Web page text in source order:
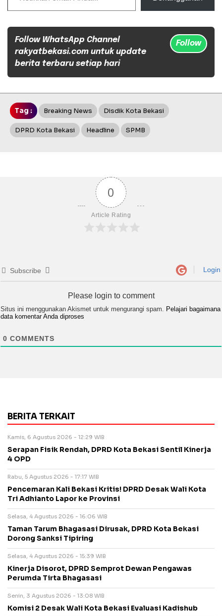
Follow WhatsApp Channel
rakyatbekasi.com untuk update
berita terbaru setiap hari
Follow
Tag : Breaking News Disdik Kota Bekasi
DPRD Kota Bekasi Headline SPMB
0
Article Rating
Subscribe Login
Please login to comment
Situs ini menggunakan Akismet untuk mengurangi spam. Pelajari bagaimana
data komentar Anda diproses
0 COMMENTS
BERITA TERKAIT
Kamis, 6 Agustus 2026 - 12:29 WIB
Serapan Fisik Rendah, DPRD Kota Bekasi Sentil Kinerja
4 OPD
Rabu, 5 Agustus 2026 - 17:17 WIB
Pencemaran Kali Bekasi Kritis! DPRD Desak Wali Kota
Tri Adhianto Lapor ke Provinsi
Selasa, 4 Agustus 2026 - 16:06 WIB
Taman Tarum Bhagasasi Dirusak, DPRD Kota Bekasi
Dorong Sanksi Tipiring
Selasa, 4 Agustus 2026 - 15:39 WIB
Kinerja Disorot, DPRD Semprot Dewan Pengawas
Perumda Tirta Bhagasasi
Senin, 3 Agustus 2026 - 13:08 WIB
Komisi 2 Desak Wali Kota Bekasi Evaluasi Kadishub